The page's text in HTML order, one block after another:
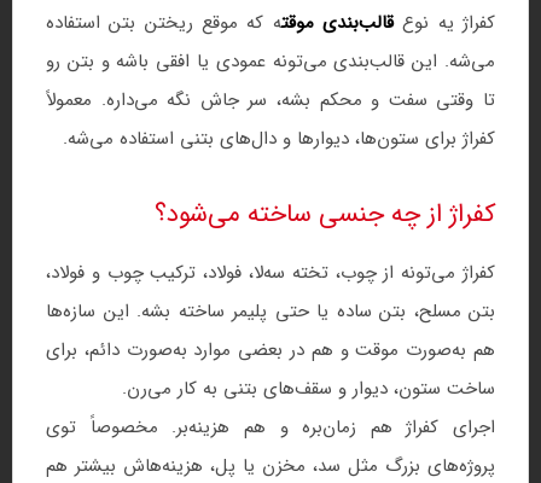
کفراژ یه نوعقالب‌بندی موقته که موقع ریختن بتن استفاده
می‌شه. این قالب‌بندی می‌تونه عمودی یا افقی باشه و بتن رو
تا وقتی سفت و محکم بشه، سر جاش نگه می‌داره. معمولاً
کفراژ برای ستون‌ها، دیوارها و دال‌های بتنی استفاده می‌شه.
کفراژ از چه جنسی ساخته می‌شود؟
کفراژ می‌تونه از چوب، تخته سه‌لا، فولاد، ترکیب چوب و فولاد،
بتن مسلح، بتن ساده یا حتی پلیمر ساخته بشه. این سازه‌ها
هم به‌صورت موقت و هم در بعضی موارد به‌صورت دائم، برای
ساخت ستون، دیوار و سقف‌های بتنی به کار می‌رن.
اجرای کفراژ هم زمان‌بره و هم هزینه‌بر. مخصوصاً توی
پروژه‌های بزرگ مثل سد، مخزن یا پل، هزینه‌هاش بیشتر هم